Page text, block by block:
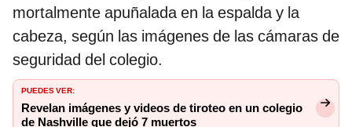
mortalmente apuñalada en la espalda y la
cabeza, según las imágenes de las cámaras de
seguridad del colegio.
PUEDES VER:
Revelan imágenes y videos de tiroteo en un colegio
de Nashville que dejó 7 muertos